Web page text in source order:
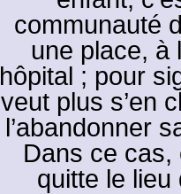
communauté
une place, à
hôpital ; pour
veut plus s’en
l’abandonner
Dans ce cas,
quitte le lieu